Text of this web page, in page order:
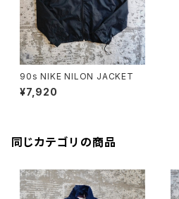
90s NIKE NILON JACKET
¥7,920
同じカテゴリの商品